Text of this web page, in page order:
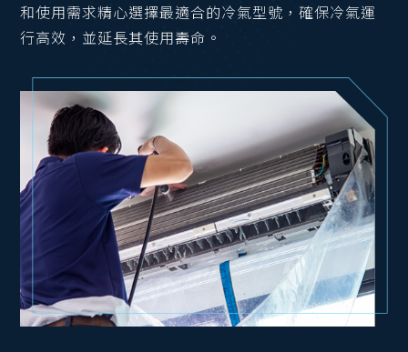
和使用需求精心選擇最適合的冷氣型號，確保冷氣運
行高效，並延長其使用壽命。